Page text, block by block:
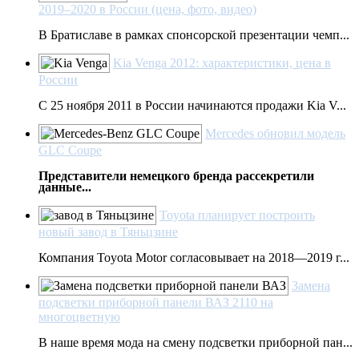
2019–2020 в России (цена, фото, видео)
В Братиславе в рамках спонсорской презентации чемп...
Kia Venga 2012: характеристики, цена в
России
С 25 ноября 2011 в России начинаются продажи Kia V...
Mercedes обновил модель
GLC Coupe
Представители немецкого бренда рассекретили
данные...
Toyota планирует построить
новый завод в Тяньцзине
Компания Toyota Motor согласовывает на 2018—2019 г...
Замена
подсветки приборной панели ВАЗ 2110 на
многоцветную
В наше время мода на смену подсветки приборной пан...